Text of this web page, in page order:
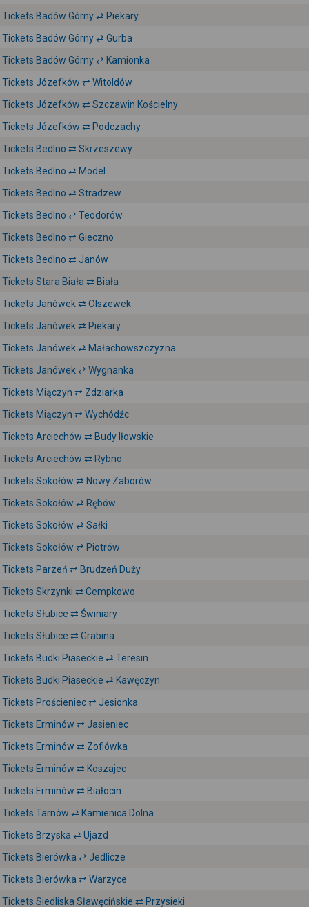
Tickets Badów Górny ⇄ Piekary
Tickets Badów Górny ⇄ Gurba
Tickets Badów Górny ⇄ Kamionka
Tickets Józefków ⇄ Witoldów
Tickets Józefków ⇄ Szczawin Kościelny
Tickets Józefków ⇄ Podczachy
Tickets Bedlno ⇄ Skrzeszewy
Tickets Bedlno ⇄ Model
Tickets Bedlno ⇄ Stradzew
Tickets Bedlno ⇄ Teodorów
Tickets Bedlno ⇄ Gieczno
Tickets Bedlno ⇄ Janów
Tickets Stara Biała ⇄ Biała
Tickets Janówek ⇄ Olszewek
Tickets Janówek ⇄ Piekary
Tickets Janówek ⇄ Małachowszczyzna
Tickets Janówek ⇄ Wygnanka
Tickets Miączyn ⇄ Zdziarka
Tickets Miączyn ⇄ Wychódźc
Tickets Arciechów ⇄ Budy Iłowskie
Tickets Arciechów ⇄ Rybno
Tickets Sokołów ⇄ Nowy Zaborów
Tickets Sokołów ⇄ Rębów
Tickets Sokołów ⇄ Sałki
Tickets Sokołów ⇄ Piotrów
Tickets Parzeń ⇄ Brudzeń Duży
Tickets Skrzynki ⇄ Cempkowo
Tickets Słubice ⇄ Świniary
Tickets Słubice ⇄ Grabina
Tickets Budki Piaseckie ⇄ Teresin
Tickets Budki Piaseckie ⇄ Kawęczyn
Tickets Prościeniec ⇄ Jesionka
Tickets Erminów ⇄ Jasieniec
Tickets Erminów ⇄ Zofiówka
Tickets Erminów ⇄ Koszajec
Tickets Erminów ⇄ Białocin
Tickets Tarnów ⇄ Kamienica Dolna
Tickets Brzyska ⇄ Ujazd
Tickets Bierówka ⇄ Jedlicze
Tickets Bierówka ⇄ Warzyce
Tickets Siedliska Sławęcińskie ⇄ Przysieki